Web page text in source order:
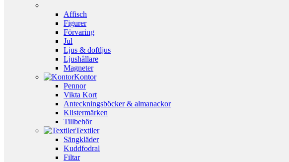
Affisch
Figurer
Förvaring
Jul
Ljus & doftljus
Ljushållare
Magneter
Kontor
Pennor
Vikta Kort
Anteckningsböcker & almanackor
Klistermärken
Tillbehör
Textiler
Sängkläder
Kuddfodral
Filtar